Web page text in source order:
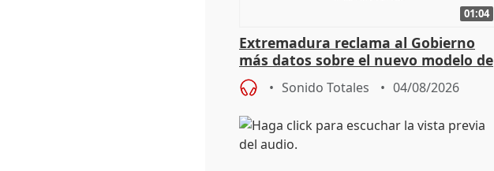
01:04
Extremadura reclama al Gobierno
más datos sobre el nuevo modelo de
financiación
Sonido Totales 04/08/2026